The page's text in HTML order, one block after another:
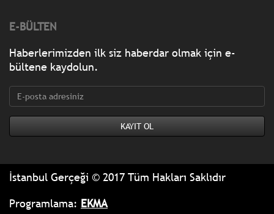
E-BÜLTEN
Haberlerimizden ilk siz haberdar olmak için e-
bültene kaydolun.
İstanbul Gerçeği © 2017 Tüm Hakları Saklıdır
Programlama: EKMA